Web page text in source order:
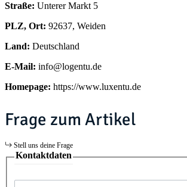
Straße: Unterer Markt 5
PLZ, Ort: 92637, Weiden
Land: Deutschland
E-Mail: info@logentu.de
Homepage: https://www.luxentu.de
Frage zum Artikel
Stell uns deine Frage
Kontaktdaten